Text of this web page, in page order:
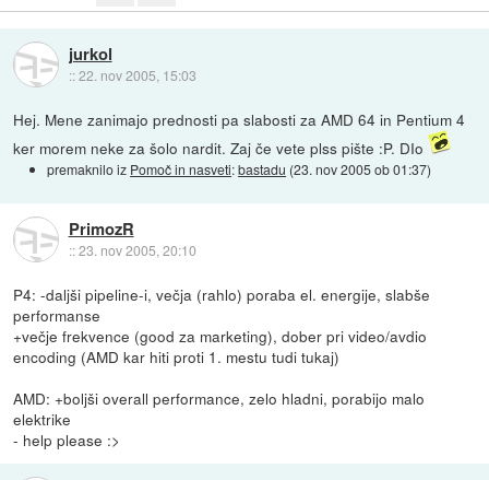
jurkol
::22. nov 2005, 15:03
Hej. Mene zanimajo prednosti pa slabosti za AMD 64 in Pentium 4
ker morem neke za šolo nardit. Zaj če vete plss pište :P. DIo
premaknilo iz Pomoč in nasveti:bastadu (23. nov 2005 ob 01:37)
PrimozR
::23. nov 2005, 20:10
P4: -daljši pipeline-i, večja (rahlo) poraba el. energije, slabše
performanse
+večje frekvence (good za marketing), dober pri video/avdio
encoding (AMD kar hiti proti 1. mestu tudi tukaj)
AMD: +boljši overall performance, zelo hladni, porabijo malo
elektrike
- help please :>